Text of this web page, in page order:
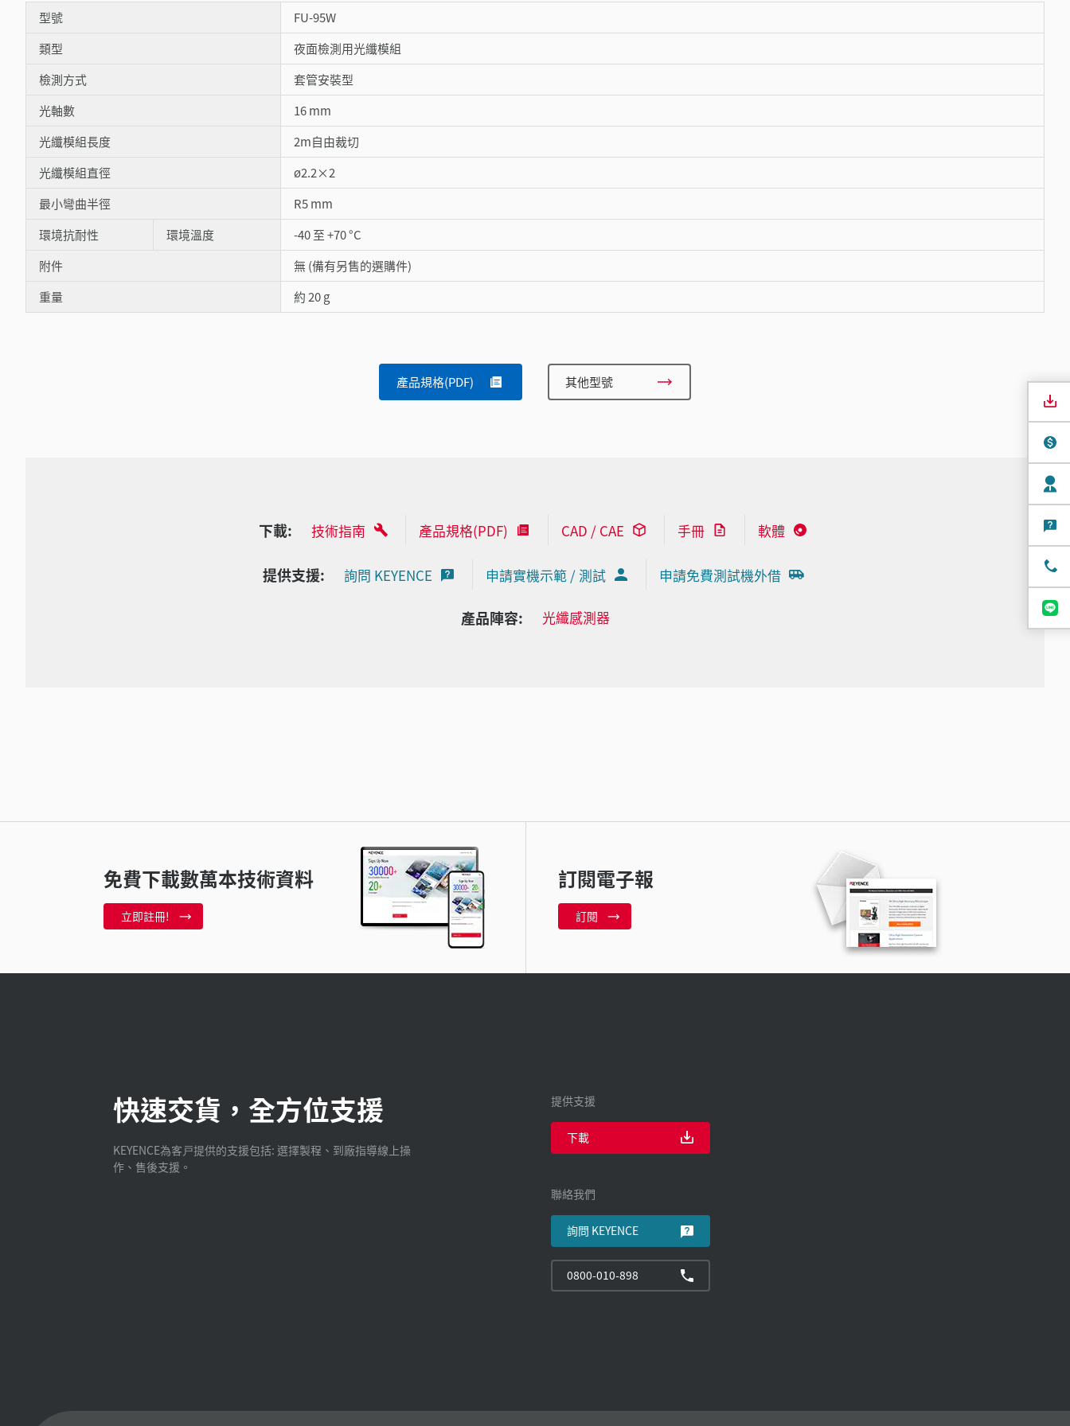
型號
FU-95W
類型
夜面檢測用光纖模組
檢測方式
套管安裝型
光軸數
16 mm
光纖模組長度
2m自由裁切
光纖模組直徑
ø2.2×2
最小彎曲半徑
R5 mm
環境抗耐性
環境溫度
-40 至 +70 °C
附件
無 (備有另售的選購件)
重量
約 20 g
產品規格(PDF) 其他型號
下載: 技術指南 產品規格(PDF) CAD / CAE 手冊 軟體
提供支援: 詢問 KEYENCE 申請實機示範 / 測試 申請免費測試機外借
產品陣容: 光纖感測器
免費下載數萬本技術資料
立即註冊!
訂閱電子報
訂閱
快速交貨，全方位支援
KEYENCE為客戸提供的支援包括: 選擇製程、到廠指導線上操
作、售後支援。
提供支援
下載
聯絡我們
詢問 KEYENCE
0800-010-898